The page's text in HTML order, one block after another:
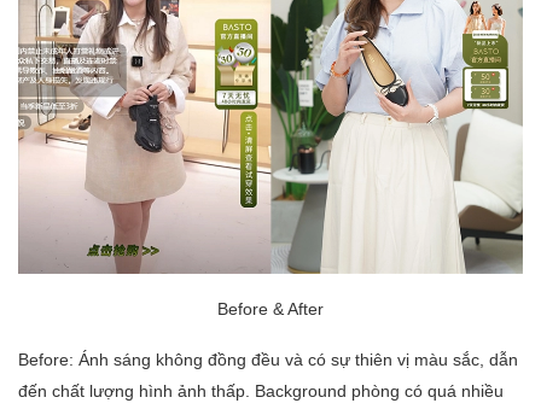
Before & After
Before: Ánh sáng không đồng đều và có sự thiên vị màu sắc, dẫn
đến chất lượng hình ảnh thấp. Background phòng có quá nhiều